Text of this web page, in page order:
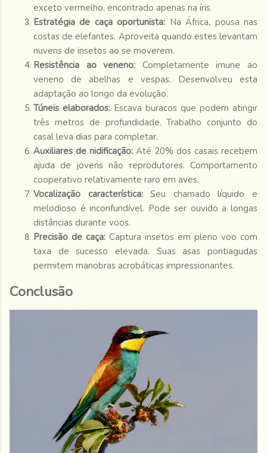
exceto vermelho, encontrado apenas na íris.
Estratégia de caça oportunista: Na África, pousa nas
costas de elefantes. Aproveita quando estes levantam
nuvens de insetos ao se moverem.
Resistência ao veneno: Completamente imune ao
veneno de abelhas e vespas. Desenvolveu esta
adaptação ao longo da evolução.
Túneis elaborados: Escava buracos que podem atingir
três metros de profundidade. Trabalho conjunto do
casal leva dias para completar.
Auxiliares de nidificação: Até 20% dos casais recebem
ajuda de jovens não reprodutores. Comportamento
cooperativo relativamente raro em aves.
Vocalização característica:Seu chamado líquido e
melodioso é inconfundível. Pode ser ouvido a longas
distâncias durante voos.
Precisão de caça: Captura insetos em pleno voo com
taxa de sucesso elevada. Suas asas pontiagudas
permitem manobras acrobáticas impressionantes.
Conclusão